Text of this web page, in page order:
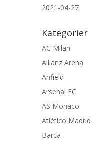
2021-04-27
Kategorier
AC Milan
Allianz Arena
Anfield
Arsenal FC
AS Monaco
Atlético Madrid
Barca